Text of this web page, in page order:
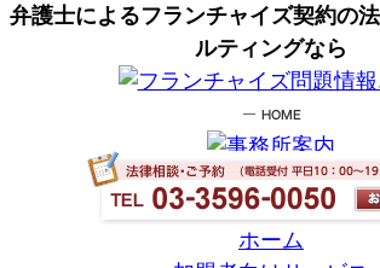
弁護士によるフランチャイズ契約の
ルティングなら
ホーム